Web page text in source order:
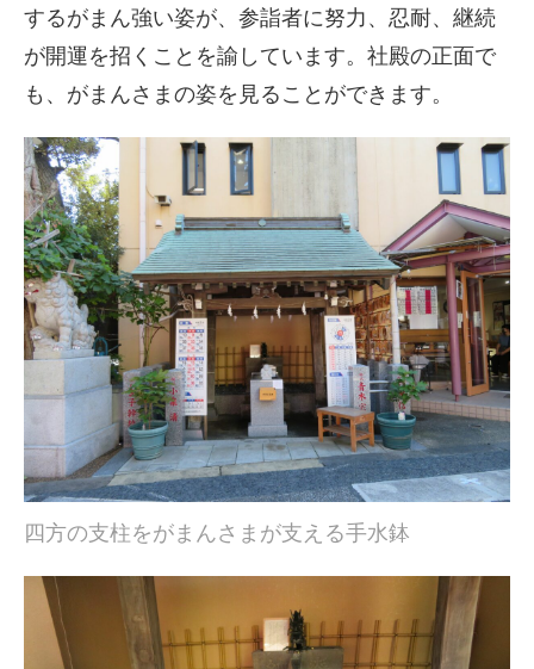
するがまん強い姿が、参詣者に努力、忍耐、継続
が開運を招くことを諭しています。社殿の正面で
も、がまんさまの姿を見ることができます。
四方の支柱をがまんさまが支える手水鉢